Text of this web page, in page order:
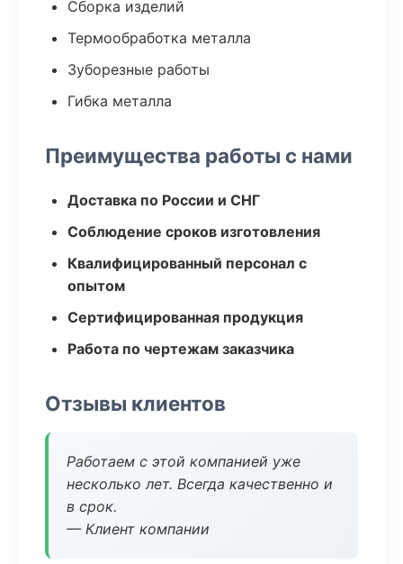
Сборка изделий
Термообработка металла
Зуборезные работы
Гибка металла
Преимущества работы с нами
Доставка по России и СНГ
Соблюдение сроков изготовления
Квалифицированный персонал с
опытом
Сертифицированная продукция
Работа по чертежам заказчика
Отзывы клиентов
Работаем с этой компанией уже
несколько лет. Всегда качественно и
в срок.
— Клиент компании